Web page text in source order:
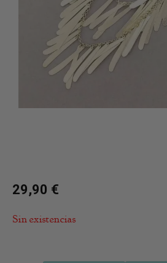
29,90 €
Sin existencias